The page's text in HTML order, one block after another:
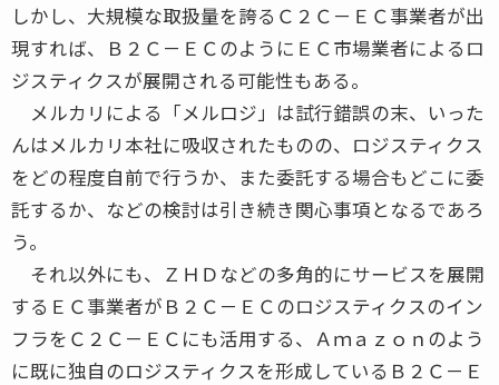
しかし、大規模な取扱量を誇るＣ２Ｃ－ＥＣ事業者が出
現すれば、Ｂ２Ｃ－ＥＣのようにＥＣ市場業者によるロ
ジスティクスが展開される可能性もある。
メルカリによる「メルロジ」は試行錯誤の末、いった
んはメルカリ本社に吸収されたものの、ロジスティクス
をどの程度自前で行うか、また委託する場合もどこに委
託するか、などの検討は引き続き関心事項となるであろ
う。
それ以外にも、ＺＨＤなどの多角的にサービスを展開
するＥＣ事業者がＢ２Ｃ－ＥＣのロジスティクスのイン
フラをＣ２Ｃ－ＥＣにも活用する、Ａｍａｚｏｎのよう
に既に独自のロジスティクスを形成しているＢ２Ｃ－Ｅ